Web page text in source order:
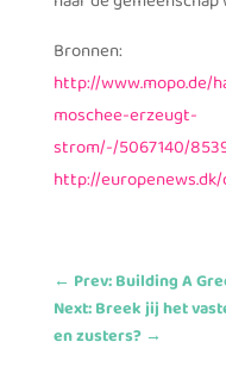
Bronnen:
http://www.mopo.de/
moschee-erzeugt-
strom/-/5067140/
http://europenews.dk/
← Prev: Building A
Next: Breek jij het
en zusters?→